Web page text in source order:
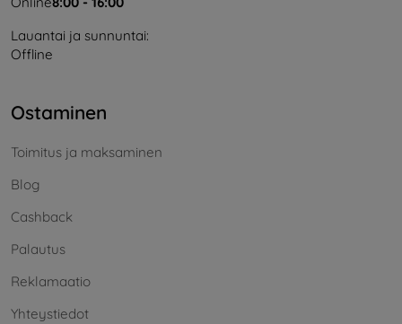
Lauantai ja sunnuntai:
Offline
Ostaminen
Toimitus ja maksaminen
Blog
Cashback
Palautus
Reklamaatio
Yhteystiedot